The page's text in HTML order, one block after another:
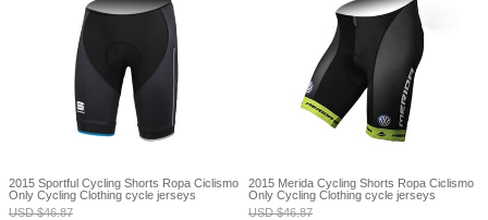
2015 Sportful Cycling Shorts Ropa Ciclismo
Only Cycling Clothing cycle jerseys
Ciclismo bicicletas maillot ciclismo XXS
USD$46.87
2015 Merida Cycling Shorts Ropa Ciclismo
Only Cycling Clothing cycle jerseys
Ciclismo bicicletas maillot ciclismo XXS
USD$46.87